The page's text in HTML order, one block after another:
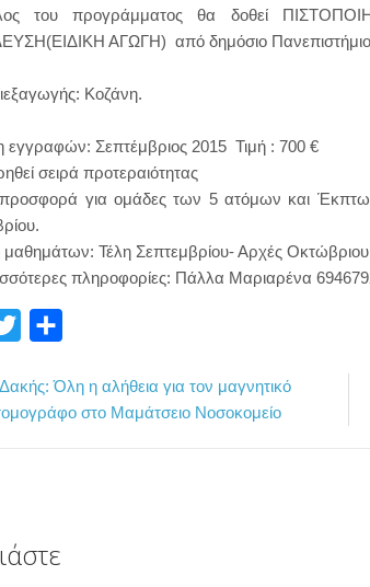
του προγράμματος θα δοθεί
ΑΓΩΓΗ) από δημόσιο
Κοζάνη.
εγγραφών: Σεπτέμβριος 2015 Τιμή : 700 €
σειρά προτεραιότητας
προσφορά για ομάδες των 5 ατόμων και
Τέλη Σεπτεμβρίου- Αρχές
πληροφορίες: Πάλλα Μαριαρένα
i
t
ι
ρ
Όλη η αλήθεια για τον μαγνητικό
στο Μαμάτσειο Νοσοκομείο